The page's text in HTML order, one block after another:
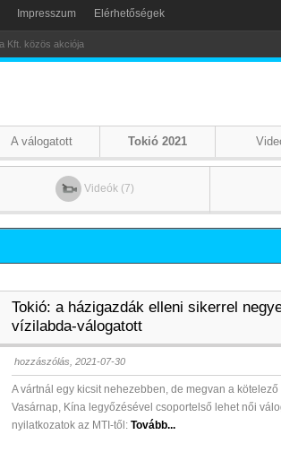
Impresszum Elérhetőségek
A válogatott Tokió 2021
Videók (7)
Tokió: a házigazdák elleni sikerrel
vízilabda-válogatott
hozzászólás, 2021-07-30
A vártnál egy kicsit nehezebben, de megvan a
Vasárnap, Kína legyőzésével csoportelső lehet női
nyilatkozatok az MTI-től:Tovább...